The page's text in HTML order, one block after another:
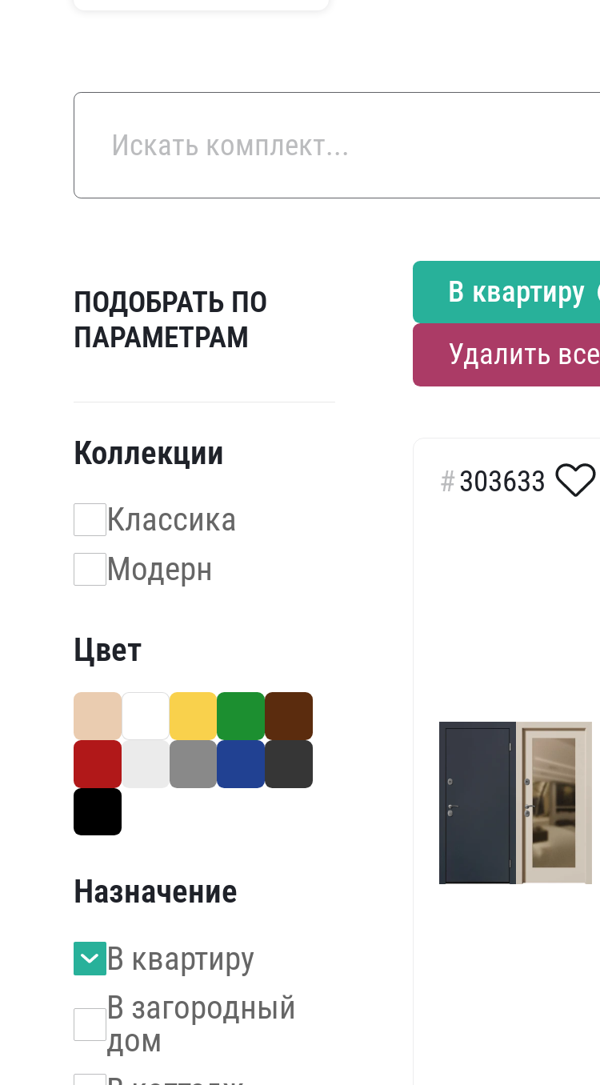
ПОДОБРАТЬ ПО
ПАРАМЕТРАМ
Коллекции
Классика
Модерн
Цвет
Назначение
В квартиру
В загородный
дом
В квартиру
Удалить все
303633